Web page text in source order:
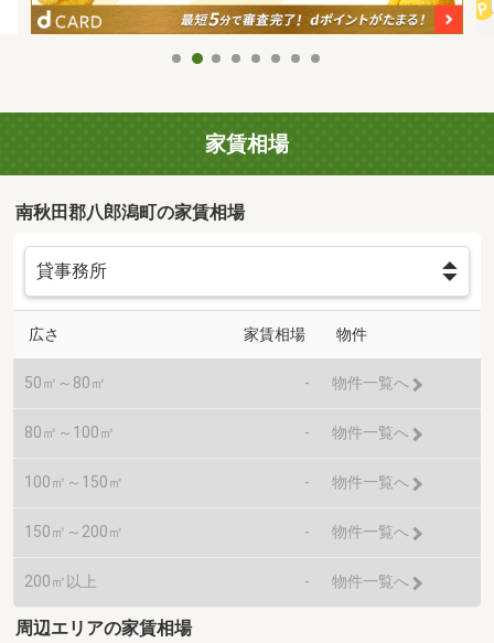
家賃相場
南秋田郡八郎潟町の家賃相場
広さ 家賃相場 物件
50㎡～80㎡ - 物件一覧へ
80㎡～100㎡ - 物件一覧へ
100㎡～150㎡ - 物件一覧へ
150㎡～200㎡ - 物件一覧へ
200㎡以上 - 物件一覧へ
周辺エリアの家賃相場